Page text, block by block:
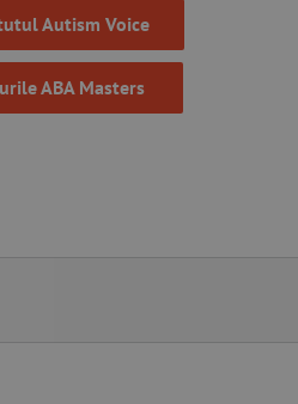
Autism Voice
ABA Masters